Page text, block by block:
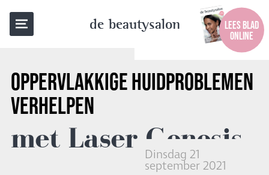
de beautysalon
LEES BLAD
ONLINE
OPPERVLAKKIGE HUIDPROBLEMEN
VERHELPEN
met Laser Genesis
Dinsdag 21
september 2021
TERUG NAAR OVERZICHT